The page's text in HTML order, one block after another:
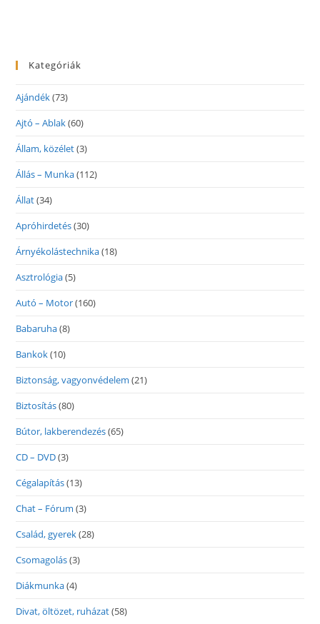
Kategóriák
Ajándék(73)
Ajtó – Ablak(60)
Állam, közélet(3)
Állás – Munka(112)
Állat(34)
Apróhirdetés(30)
Árnyékolástechnika(18)
Asztrológia(5)
Autó – Motor(160)
Babaruha(8)
Bankok(10)
Biztonság, vagyonvédelem (21)
Biztosítás(80)
Bútor, lakberendezés(65)
CD – DVD(3)
Cégalapítás(13)
Chat – Fórum (3)
Család, gyerek(28)
Csomagolás(3)
Diákmunka(4)
Divat, öltözet, ruházat(58)